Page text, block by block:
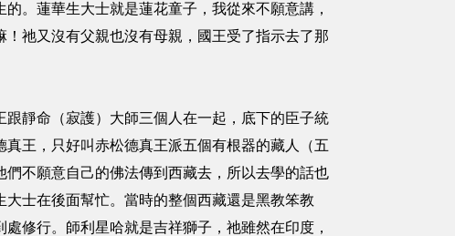
。蓮華生大士就是蓮花童子，我從來不願意講，
祂又沒有父親也沒有母親，國王受了指示去了那
靜命（寂護）大師三個人在一起，底下的臣子統
王，只好叫赤松德真王派五個有根器的藏人（五
不願意自己的佛法傳到西藏去，所以去學的話也
士在後面幫忙。當時的整個西藏還是黑教笨教
修行。師利星哈就是吉祥獅子，祂雖然在印度，